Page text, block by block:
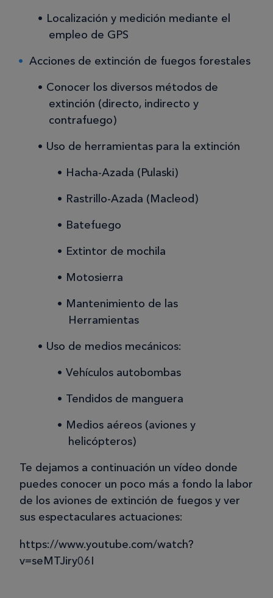
Localización y medición mediante el
empleo de GPS
Acciones de extinción de fuegos forestales
Conocer los diversos métodos de
extinción (directo, indirecto y
contrafuego)
Uso de herramientas para la extinción
Hacha-Azada (Pulaski)
Rastrillo-Azada (Macleod)
Batefuego
Extintor de mochila
Motosierra
Mantenimiento de las
Herramientas
Uso de medios mecánicos:
Vehículos autobombas
Tendidos de manguera
Medios aéreos (aviones y
helicópteros)
Te dejamos a continuación un vídeo donde
puedes conocer un poco más a fondo la labor
de los aviones de extinción de fuegos y ver
sus espectaculares actuaciones:
https://www.youtube.com/watch?
v=seMTJiry06I